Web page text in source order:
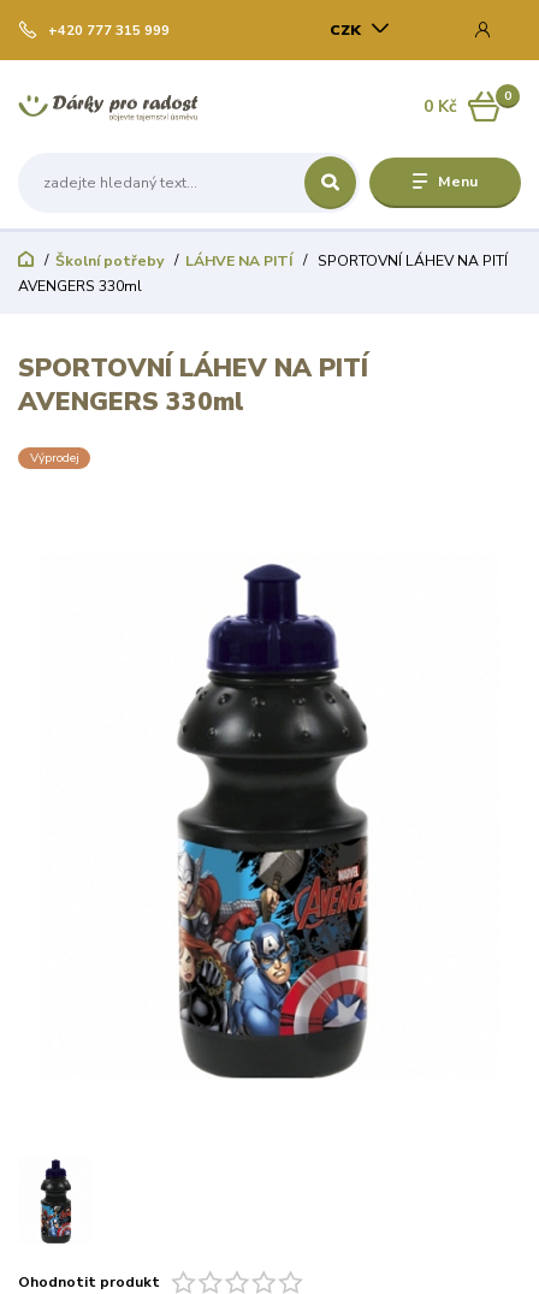
Menu
CZK
+420 777 315 999
0
0 Kč
Školní potřeby LÁHVE NA PITÍ
SPORTOVNÍ LÁHEV NA PITÍ
AVENGERS 330ml
SPORTOVNÍ LÁHEV NA PITÍ
AVENGERS 330ml
Výprodej
Ohodnotit produkt